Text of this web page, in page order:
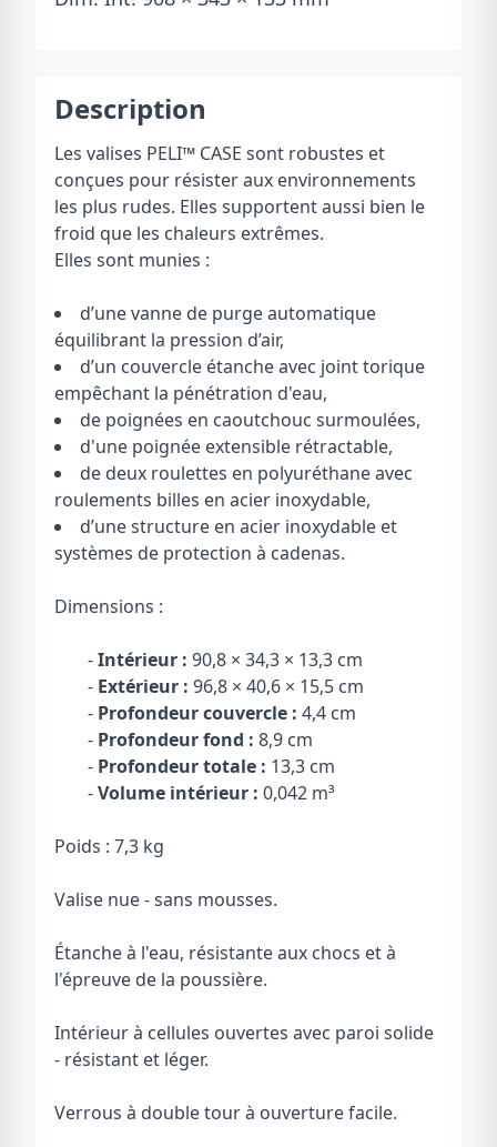
Description
Les valises PELI™ CASE sont robustes et
conçues pour résister aux environnements
les plus rudes. Elles supportent aussi bien le
froid que les chaleurs extrêmes.
Elles sont munies :
d’une vanne de purge automatique
équilibrant la pression d’air,
d’un couvercle étanche avec joint torique
empêchant la pénétration d'eau,
de poignées en caoutchouc surmoulées,
d'une poignée extensible rétractable,
de deux roulettes en polyuréthane avec
roulements billes en acier inoxydable,
d’une structure en acier inoxydable et
systèmes de protection à cadenas.
Dimensions :
-Intérieur : 90,8 × 34,3 × 13,3 cm
- Extérieur : 96,8 × 40,6 × 15,5 cm
- Profondeur couvercle : 4,4 cm
- Profondeur fond : 8,9 cm
- Profondeur totale : 13,3 cm
-Volume intérieur : 0,042 m³
Poids : 7,3 kg
Valise nue - sans mousses.
Étanche à l'eau, résistante aux chocs et à
l'épreuve de la poussière.
Intérieur à cellules ouvertes avec paroi solide
- résistant et léger.
Verrous à double tour à ouverture facile.